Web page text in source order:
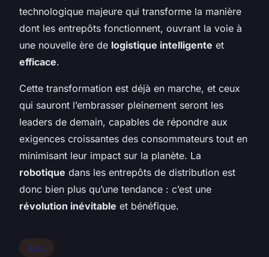
technologique majeure qui transforme la manière
dont les entrepôts fonctionnent, ouvrant la voie à
une nouvelle ère de logistique intelligente et
efficace.
Cette transformation est déjà en marche, et ceux
qui sauront l’embrasser pleinement seront les
leaders de demain, capables de répondre aux
exigences croissantes des consommateurs tout en
minimisant leur impact sur la planète. La
robotique dans les entrepôts de distribution est
donc bien plus qu’une tendance : c’est une
révolution inévitable et bénéfique.
Actu